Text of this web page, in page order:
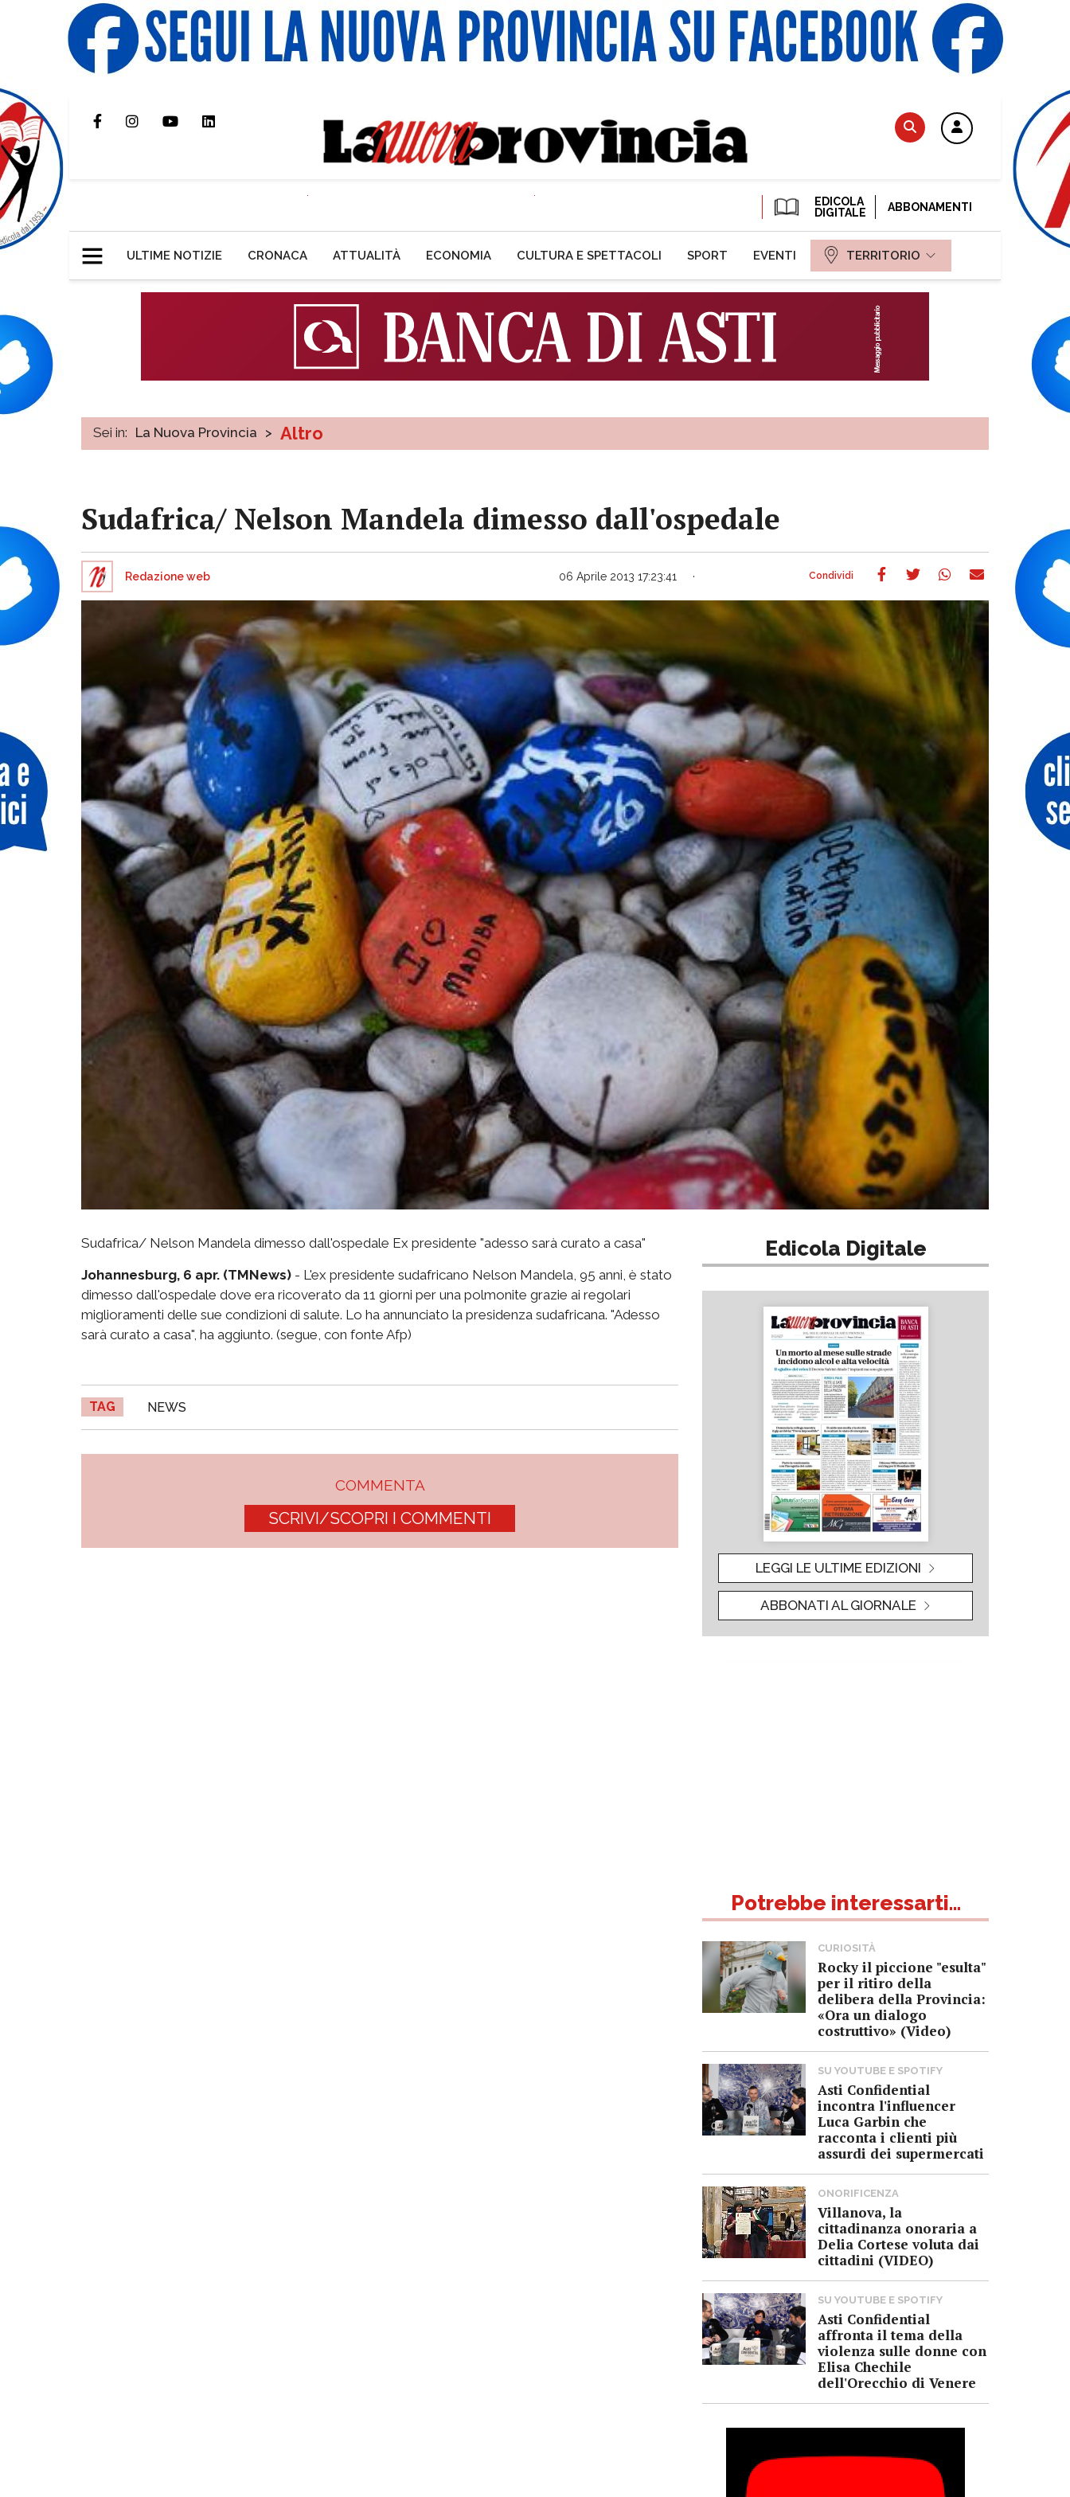
EDICOLA
DIGITALE
ABBONAMENTI
ULTIME NOTIZIE CRONACA ATTUALITÀ ECONOMIA CULTURA E SPETTACOLI SPORT EVENTI TERRITORIO
Sei in: La Nuova Provincia > Altro
Sudafrica/ Nelson Mandela dimesso dall'ospedale
Redazione web 06 Aprile 2013 17:23:41
Sudafrica/ Nelson Mandela dimesso dall'ospedale Ex presidente "adesso sarà curato a casa"
Johannesburg, 6 apr. (TMNews) - L'ex presidente sudafricano Nelson Mandela, 95 anni, è stato
dimesso dall'ospedale dove era ricoverato da 11 giorni per una polmonite grazie ai regolari
miglioramenti delle sue condizioni di salute. Lo ha annunciato la presidenza sudafricana. "Adesso
sarà curato a casa", ha aggiunto. (segue, con fonte Afp)
TAG NEWS
COMMENTA
SCRIVI/SCOPRI I COMMENTI
Edicola Digitale
LEGGI LE ULTIME EDIZIONI
ABBONATI AL GIORNALE
Potrebbe interessarti...
CURIOSITÀ
Rocky il piccione "esulta"
per il ritiro della
delibera della Provincia:
«Ora un dialogo
costruttivo» (Video)
SU YOUTUBE E SPOTIFY
Asti Confidential
incontra l'influencer
Luca Garbin che
racconta i clienti più
assurdi dei supermercati
ONORIFICENZA
Villanova, la
cittadinanza onoraria a
Delia Cortese voluta dai
cittadini (VIDEO)
SU YOUTUBE E SPOTIFY
Asti Confidential
affronta il tema della
violenza sulle donne con
Elisa Chechile
dell'Orecchio di Venere